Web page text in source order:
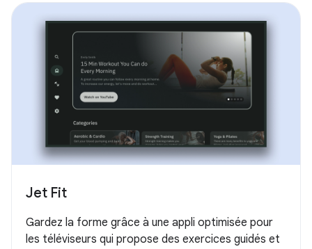
Jet Fit
Gardez la forme grâce à une appli optimisée pour
les téléviseurs qui propose des exercices guidés et